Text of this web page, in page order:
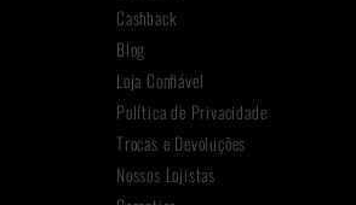
Cashback
Blog
Loja Confiável
Política de Privacidade
Trocas e Devoluções
Nossos Lojistas